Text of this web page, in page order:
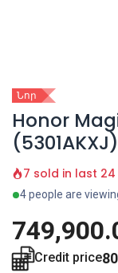
Նոր
Honor
7 sold in last
4 people are
Credit price